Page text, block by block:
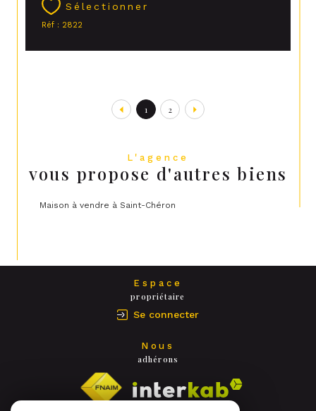
Sélectionner
Réf : 2822
1 2
L'agence
vous propose d'autres biens
Maison à vendre à Saint-Chéron
Espace
propriétaire
Se connecter
Nous
adhérons